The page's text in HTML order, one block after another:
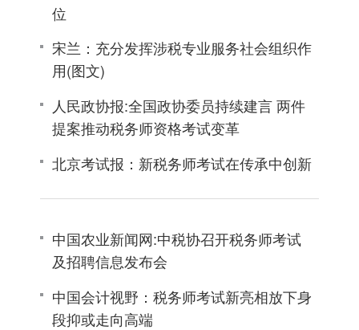
位
宋兰：充分发挥涉税专业服务社会组织作
用(图文)
人民政协报:全国政协委员持续建言 两件
提案推动税务师资格考试变革
北京考试报：新税务师考试在传承中创新
中国农业新闻网:中税协召开税务师考试
及招聘信息发布会
中国会计视野：税务师考试新亮相放下身
段抑或走向高端